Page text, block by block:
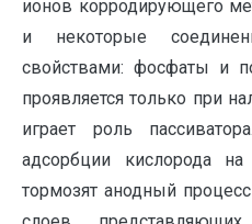
ионов корродирующего
и некоторые
свойствами: фосфаты и
проявляется только при
играет роль
адсорбции кислорода
тормозят анодный